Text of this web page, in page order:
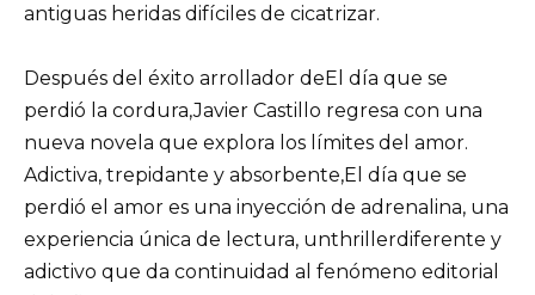
antiguas heridas difíciles de cicatrizar.
Después del éxito arrollador deEl día que se
perdió la cordura,Javier Castillo regresa con una
nueva novela que explora los límites del amor.
Adictiva, trepidante y absorbente,El día que se
perdió el amor es una inyección de adrenalina, una
experiencia única de lectura, unthrillerdiferente y
adictivo que da continuidad al fenómeno editorial